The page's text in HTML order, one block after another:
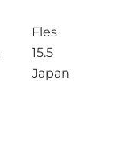
Fles
15.5
Japan